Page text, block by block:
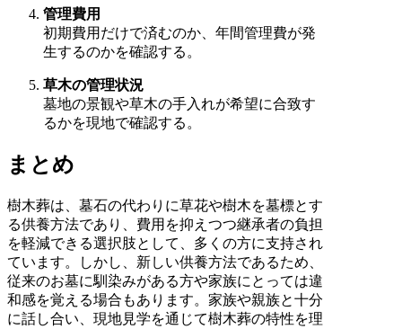
管理費用
初期費用だけで済むのか、年間管理費が発
生するのかを確認する。
草木の管理状況
墓地の景観や草木の手入れが希望に合致す
るかを現地で確認する。
まとめ
樹木葬は、墓石の代わりに草花や樹木を墓標とす
る供養方法であり、費用を抑えつつ継承者の負担
を軽減できる選択肢として、多くの方に支持され
ています。しかし、新しい供養方法であるため、
従来のお墓に馴染みがある方や家族にとっては違
和感を覚える場合もあります。家族や親族と十分
に話し合い、現地見学を通じて樹木葬の特性を理